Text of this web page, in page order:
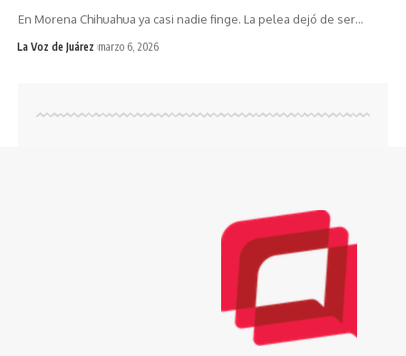
En Morena Chihuahua ya casi nadie finge. La pelea dejó de ser…
La Voz de Juárez marzo 6, 2026